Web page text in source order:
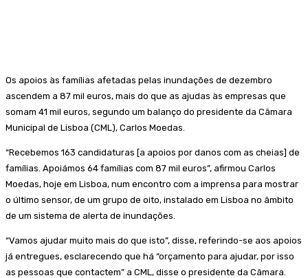
Os apoios às famílias afetadas pelas inundações de dezembro
ascendem a 87 mil euros, mais do que as ajudas às empresas que
somam 41 mil euros, segundo um balanço do presidente da Câmara
Municipal de Lisboa (CML), Carlos Moedas.
“Recebemos 163 candidaturas [a apoios por danos com as cheias] de
famílias. Apoiámos 64 famílias com 87 mil euros”, afirmou Carlos
Moedas, hoje em Lisboa, num encontro com a imprensa para mostrar
o último sensor, de um grupo de oito, instalado em Lisboa no âmbito
de um sistema de alerta de inundações.
“Vamos ajudar muito mais do que isto”, disse, referindo-se aos apoios
já entregues, esclarecendo que há “orçamento para ajudar, por isso
as pessoas que contactem” a CML, disse o presidente da Câmara.